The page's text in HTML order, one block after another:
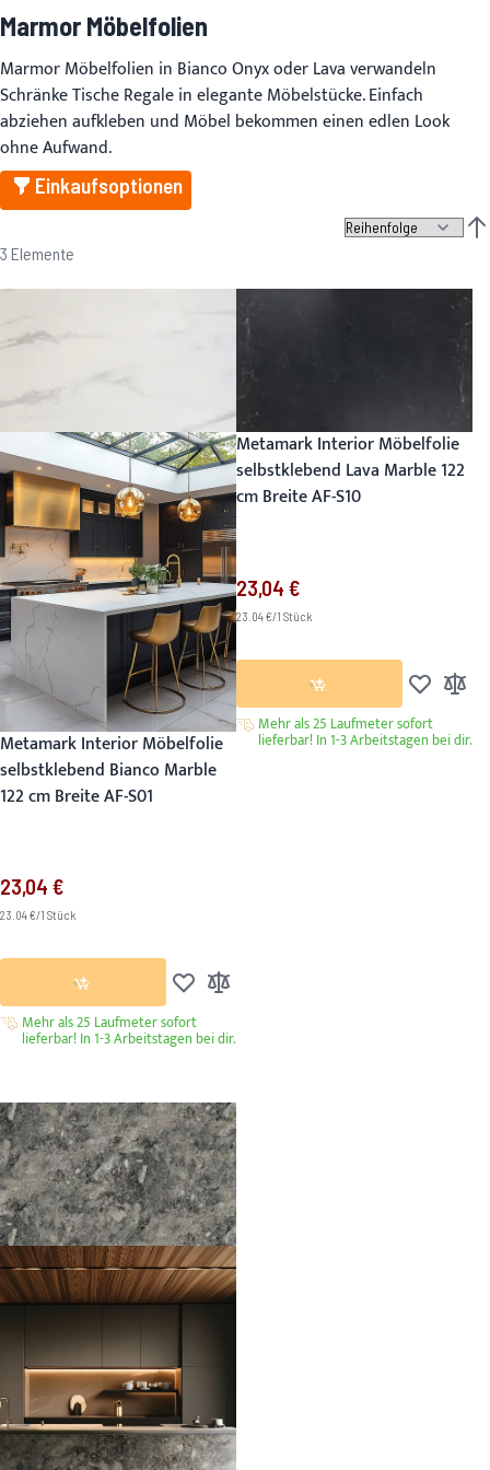
Marmor Möbelfolien
Marmor Möbelfolien in Bianco Onyx oder Lava verwandeln
Schränke Tische Regale in elegante Möbelstücke. Einfach
abziehen aufkleben und Möbel bekommen einen edlen Look
ohne Aufwand.
Einkaufsoptionen
3 Elemente
Metamark Interior Möbelfolie
selbstklebend Bianco Marble
122 cm Breite AF-S01
23,04 €
23.04 €/1 Stück
Zur Wunschliste hinzufügen
Zur Vergleichsliste hinzufügen
Mehr als 25 Laufmeter sofort
lieferbar! In 1-3 Arbeitstagen bei dir.
Metamark Interior Möbelfolie
selbstklebend Lava Marble 122
cm Breite AF-S10
23,04 €
23.04 €/1 Stück
Zur Zur
Mehr als 25 Laufmeter sofort
lieferbar! In 1-3 Arbeitstagen bei dir.